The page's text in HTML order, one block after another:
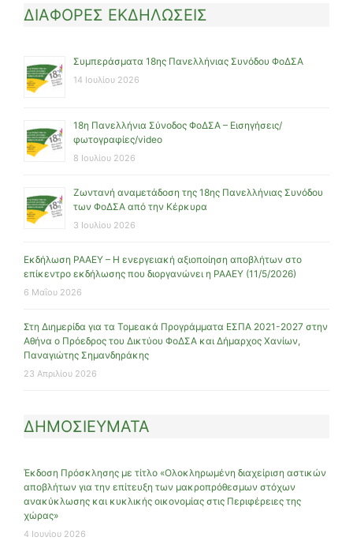
ΔΙΑΦΟΡΕΣ ΕΚΔΗΛΩΣΕΙΣ
Συμπεράσματα 18ης Πανελλήνιας Συνόδου ΦοΔΣΑ
14 Ιουλίου 2026
18η Πανελλήνια Σύνοδος ΦοΔΣΑ – Εισηγήσεις/
φωτογραφίες/video
8 Ιουλίου 2026
Ζωντανή αναμετάδοση της 18ης Πανελλήνιας Συνόδου
των ΦοΔΣΑ από την Κέρκυρα
3 Ιουλίου 2026
Εκδήλωση ΡΑΑΕΥ – Η ενεργειακή αξιοποίηση αποβλήτων στο
επίκεντρο εκδήλωσης που διοργανώνει η ΡΑΑΕΥ (11/5/2026)
6 Μαΐου 2026
Στη Διημερίδα για τα Τομεακά Προγράμματα ΕΣΠΑ 2021-2027 στην
Αθήνα ο Πρόεδρος του Δικτύου ΦοΔΣΑ και Δήμαρχος Χανίων,
Παναγιώτης Σημανδηράκης
23 Απριλίου 2026
ΔΗΜΟΣΙΕΥΜΑΤΑ
Έκδοση Πρόσκλησης με τίτλο «Ολοκληρωμένη διαχείριση αστικών
αποβλήτων για την επίτευξη των μακροπρόθεσμων στόχων
ανακύκλωσης και κυκλικής οικονομίας στις Περιφέρειες της
χώρας»
4 Ιουνίου 2026